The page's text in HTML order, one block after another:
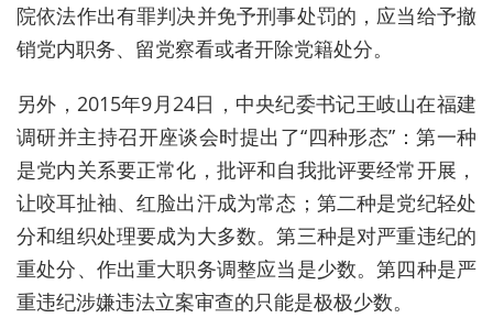
院依法作出有罪判决并免予刑事处罚的，应当给予撤
销党内职务、留党察看或者开除党籍处分。
另外，2015年9月24日，中央纪委书记王岐山在福建
调研并主持召开座谈会时提出了“四种形态”：第一种
是党内关系要正常化，批评和自我批评要经常开展，
让咬耳扯袖、红脸出汗成为常态；第二种是党纪轻处
分和组织处理要成为大多数。第三种是对严重违纪的
重处分、作出重大职务调整应当是少数。第四种是严
重违纪涉嫌违法立案审查的只能是极极少数。